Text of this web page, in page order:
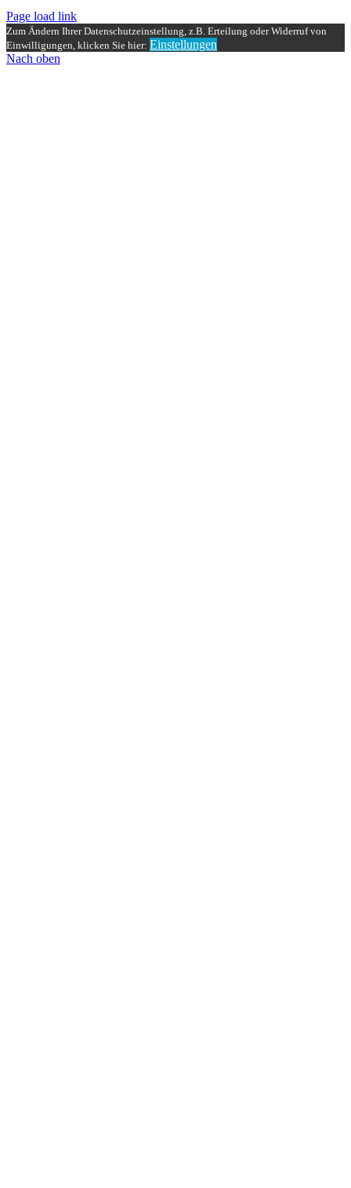
Page load link
Zum Ändern Ihrer Datenschutzeinstellung, z.B. Erteilung oder Widerruf von
Einwilligungen, klicken Sie hier: Einstellungen
Nach oben